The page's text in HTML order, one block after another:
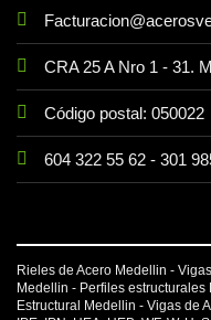
CRA 25 A Nro 1 - 31.
Código postal: 050022
604 322 55 62- 301
Rieles de Acero Medellin -
Medellin - Perfiles
Estructural Medellin - Vigas de